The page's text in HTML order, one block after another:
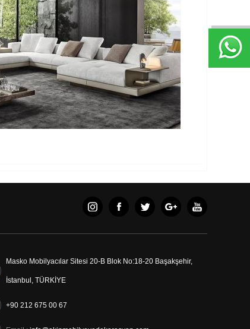
Masko Mobilyacılar Sitesi 20-B Blok No:18-20 Başakşehir,
İstanbul, TÜRKİYE
+90 212 675 00 67